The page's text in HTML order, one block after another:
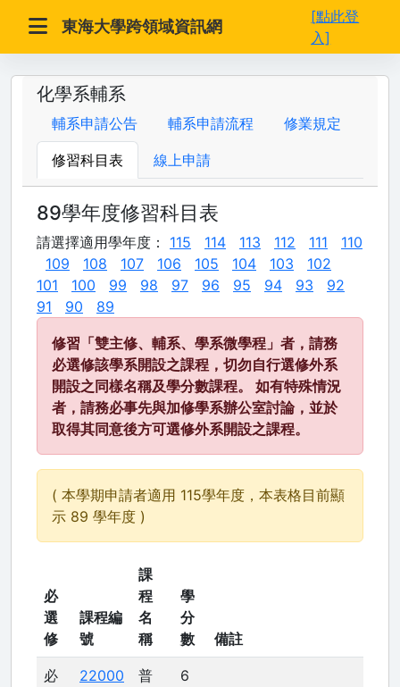
東海大學跨領域資訊網
[點此登
入]
化學系輔系
輔系申請公告 輔系申請流程 修業規定
修習科目表 線上申請
89學年度修習科目表
請選擇適用學年度： 115 114 113 112 111
110
109
108 107 106 105 104 103
102
101
100 99 98 97 96 95 94 93
92
91
90 89
修習「雙主修、輔系、學系微學程」者，請務
必選修該學系開設之課程，切勿自行選修外系
開設之同樣名稱及學分數課程。 如有特殊情況
者，請務必事先與加修學系辦公室討論，並於
取得其同意後方可選修外系開設之課程。
( 本學期申請者適用 115學年度，本表格目前顯
示 89 學年度 )
必
選
修
課程編
號
課
程
名
稱
學
分
數
備註
必
22000
普
6